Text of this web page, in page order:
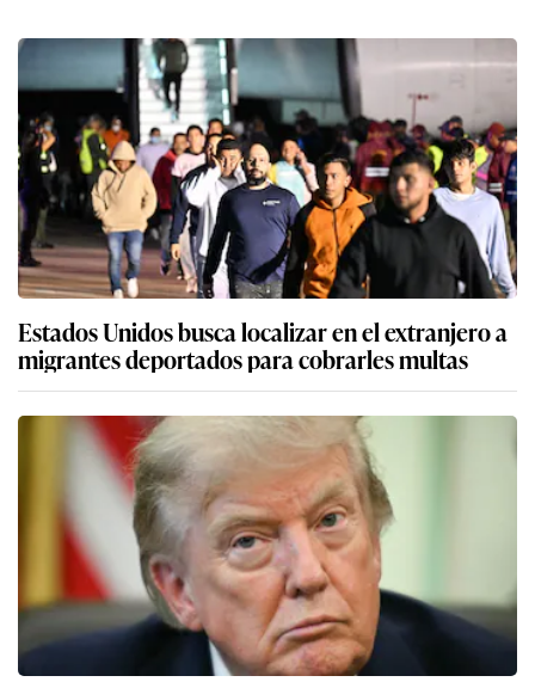
Estados Unidos busca localizar en el extranjero a
migrantes deportados para cobrarles multas